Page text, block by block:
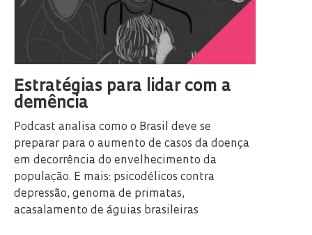
Estratégias para lidar com a
demência
Podcast analisa como o Brasil deve se
preparar para o aumento de casos da doença
em decorrência do envelhecimento da
população. E mais: psicodélicos contra
depressão, genoma de primatas,
acasalamento de águias brasileiras